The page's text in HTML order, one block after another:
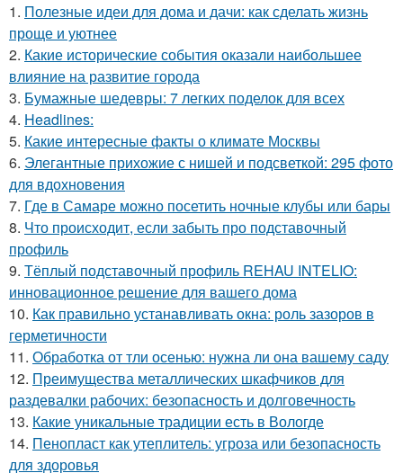
1. Полезные идеи для дома и дачи: как сделать жизнь
проще и уютнее
2. Какие исторические события оказали наибольшее
влияние на развитие города
3. Бумажные шедевры: 7 легких поделок для всех
4. Headlines:
5. Какие интересные факты о климате Москвы
6. Элегантные прихожие с нишей и подсветкой: 295 фото
для вдохновения
7. Где в Самаре можно посетить ночные клубы или бары
8. Что происходит, если забыть про подставочный
профиль
9. Тёплый подставочный профиль REHAU INTELIO:
инновационное решение для вашего дома
10. Как правильно устанавливать окна: роль зазоров в
герметичности
11. Обработка от тли осенью: нужна ли она вашему саду
12. Преимущества металлических шкафчиков для
раздевалки рабочих: безопасность и долговечность
13. Какие уникальные традиции есть в Вологде
14. Пенопласт как утеплитель: угроза или безопасность
для здоровья